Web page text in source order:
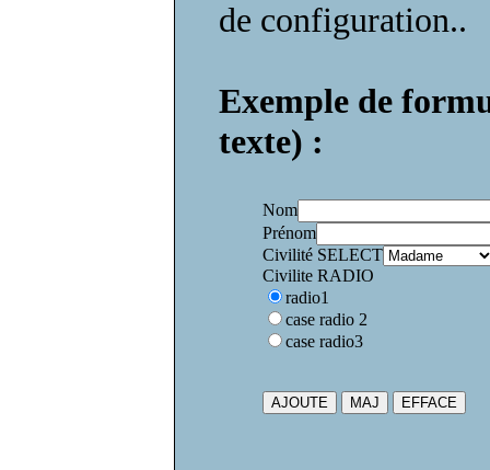
de configuration..
Exemple de
texte) :
Nom
Prénom
Civilité SELECT
Civilite RADIO
radio1
case radio 2
case radio3